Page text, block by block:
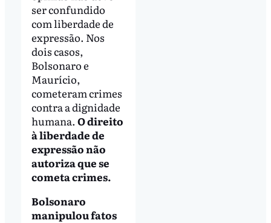
ser confundido
com liberdade de
expressão. Nos
dois casos,
Bolsonaro e
Maurício,
cometeram crimes
contra a dignidade
humana. O direito
à liberdade de
expressão não
autoriza que se
cometa crimes.
Bolsonaro
manipulou fatos